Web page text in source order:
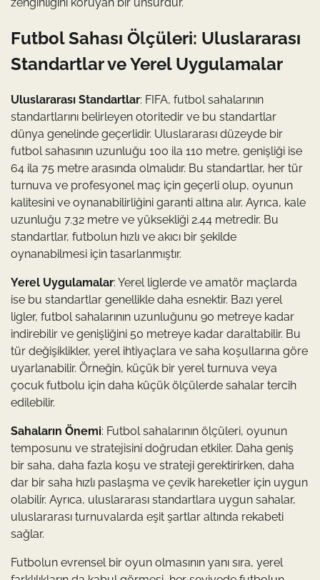
Futbol Sahası Ölçüleri: Uluslararası
Standartlar ve Yerel Uygulamalar
Uluslararası Standartlar: FIFA, futbol sahalarının
standartlarını belirleyen otoritedir ve bu standartlar
dünya genelinde geçerlidir. Uluslararası düzeyde bir
futbol sahasının uzunluğu 100 ila 110 metre, genişliği ise
64 ila 75 metre arasında olmalıdır. Bu standartlar, her tür
turnuva ve profesyonel maç için geçerli olup, oyunun
kalitesini ve oynanabilirliğini garanti altına alır. Ayrıca, kale
uzunluğu 7.32 metre ve yüksekliği 2.44 metredir. Bu
standartlar, futbolun hızlı ve akıcı bir şekilde
oynanabilmesi için tasarlanmıştır.
Yerel Uygulamalar: Yerel liglerde ve amatör maçlarda
ise bu standartlar genellikle daha esnektir. Bazı yerel
ligler, futbol sahalarının uzunluğunu 90 metreye kadar
indirebilir ve genişliğini 50 metreye kadar daraltabilir. Bu
tür değişiklikler, yerel ihtiyaçlara ve saha koşullarına göre
uyarlanabilir. Örneğin, küçük bir yerel turnuva veya
çocuk futbolu için daha küçük ölçülerde sahalar tercih
edilebilir.
Sahaların Önemi: Futbol sahalarının ölçüleri, oyunun
temposunu ve stratejisini doğrudan etkiler. Daha geniş
bir saha, daha fazla koşu ve strateji gerektirirken, daha
dar bir saha hızlı paslaşma ve çevik hareketler için uygun
olabilir. Ayrıca, uluslararası standartlara uygun sahalar,
uluslararası turnuvalarda eşit şartlar altında rekabeti
sağlar.
Futbolun evrensel bir oyun olmasının yanı sıra, yerel